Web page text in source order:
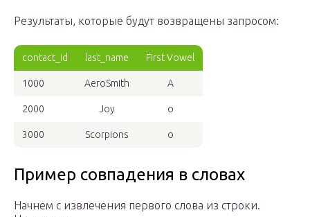
Результаты, которые будут возвращены запросом:
contact_id last_name First Vowel
1000 AeroSmith A
2000 Joy o
3000 Scorpions o
Пример совпадения в словах
Начнем с извлечения первого слова из строки.